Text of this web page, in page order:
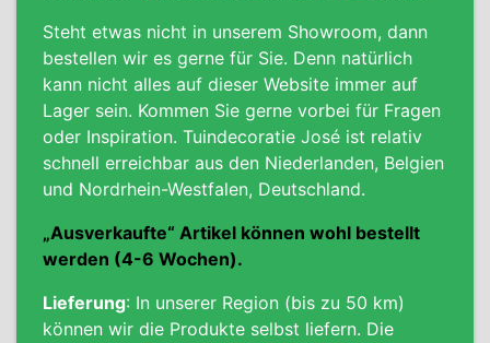
Steht etwas nicht in unserem Showroom, dann
bestellen wir es gerne für Sie. Denn natürlich
kann nicht alles auf dieser Website immer auf
Lager sein. Kommen Sie gerne vorbei für Fragen
oder Inspiration. Tuindecoratie José ist relativ
schnell erreichbar aus den Niederlanden, Belgien
und Nordrhein-Westfalen, Deutschland.
„Ausverkaufte“ Artikel können wohl bestellt
werden (4-6 Wochen).
Lieferung: In unserer Region (bis zu 50 km)
können wir die Produkte selbst liefern. Die